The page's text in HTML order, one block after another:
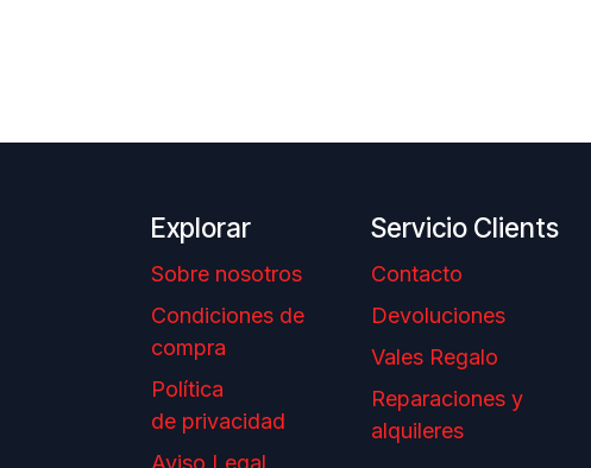
Explorar
Sobre nosotros
Condiciones de
compra
Política
de privacidad
Aviso Legal
Servicio Clients
Contacto
Devoluciones
Vales Regalo
Reparaciones y
alquileres